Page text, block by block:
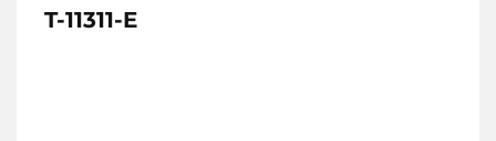
T-11311-E